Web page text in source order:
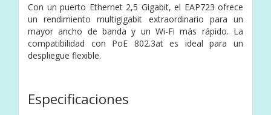
Con un puerto Ethernet 2,5 Gigabit, el EAP723 ofrece
un rendimiento multigigabit extraordinario para un
mayor ancho de banda y un Wi-Fi más rápido. La
compatibilidad con PoE 802.3at es ideal para un
despliegue flexible.
Especificaciones